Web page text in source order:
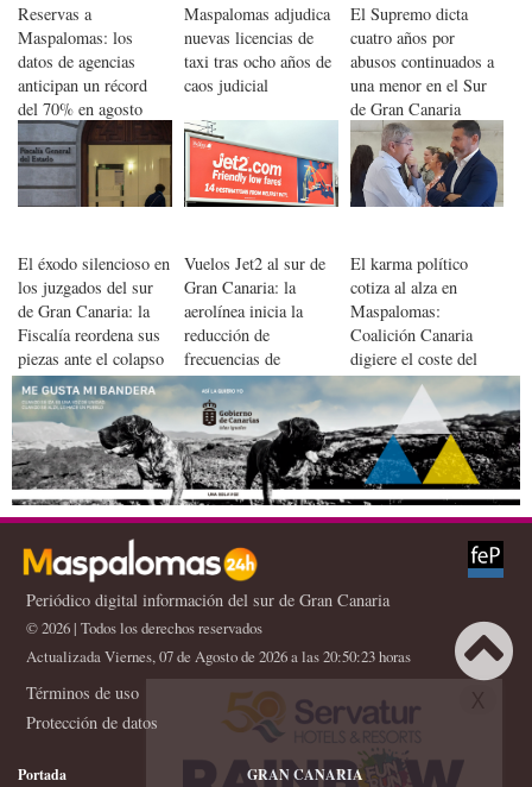
Reservas a
Maspalomas: los
datos de agencias
anticipan un récord
del 70% en agosto
Maspalomas adjudica
nuevas licencias de
taxi tras ocho años de
caos judicial
El Supremo dicta
cuatro años por
abusos continuados a
una menor en el Sur
de Gran Canaria
El éxodo silencioso en
los juzgados del sur
de Gran Canaria: la
Fiscalía reordena sus
piezas ante el colapso
del polo turístico
Vuelos Jet2 al sur de
Gran Canaria: la
aerolínea inicia la
reducción de
frecuencias de
invierno por el
combustible
El karma político
cotiza al alza en
Maspalomas:
Coalición Canaria
digiere el coste del
pacto con sus antiguos
detractores
Periódico digital información del sur de Gran Canaria
© 2026 | Todos los derechos reservados
Actualizada Viernes, 07 de Agosto de 2026 a las 20:50:23 horas
Términos de uso
Protección de datos
Portada GRAN CANARIA